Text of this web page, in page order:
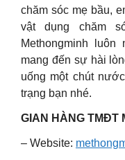
chăm sóc mẹ bầu,
vật dụng chăm
Methongminh
mang đến sự hài
uống một chút
trạng bạn nhé.
GIAN HÀNG TMĐT
– Website: